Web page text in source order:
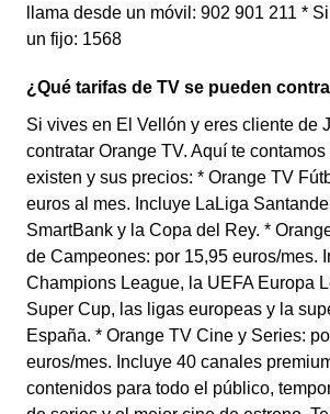
llama desde un móvil: 902 901 211 *
un fijo: 1568
¿Qué tarifas de TV se pueden
Si vives en El Vellón y eres cliente de
contratar Orange TV. Aquí te
existen y sus precios: * Orange TV
euros al mes. Incluye LaLiga
SmartBank y la Copa del Rey. *
de Campeones: por 15,95 euros/mes.
Champions League, la UEFA Europa
Super Cup, las ligas europeas y la
España. * Orange TV Cine y Series:
euros/mes. Incluye 40 canales
contenidos para todo el público,